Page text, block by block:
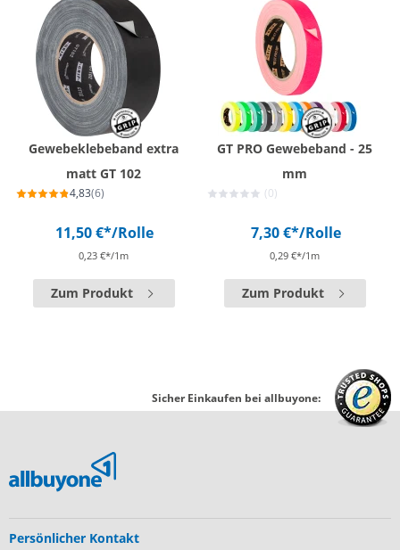
Gewebeklebeband extra
matt GT 102
4,83(6)
11,50 €*/Rolle
0,23 €*/1m
Zum Produkt
GT PRO Gewebeband - 25
mm
(0)
7,30 €*/Rolle
0,29 €*/1m
Zum Produkt
Sicher Einkaufen bei allbuyone:
Persönlicher Kontakt